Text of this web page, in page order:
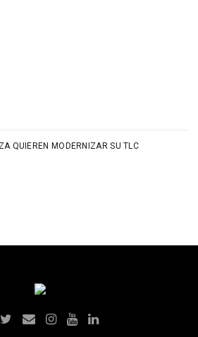
QUIEREN MODERNIZAR SU TLC